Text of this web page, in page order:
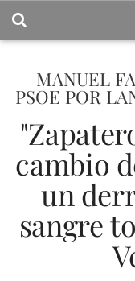
MANUEL
PSOE POR
cambio
un
sangre